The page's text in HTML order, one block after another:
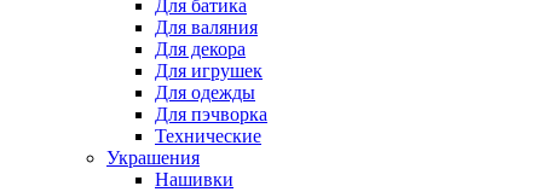
Для батика
Для валяния
Для декора
Для игрушек
Для одежды
Для пэчворка
Технические
Украшения
Нашивки